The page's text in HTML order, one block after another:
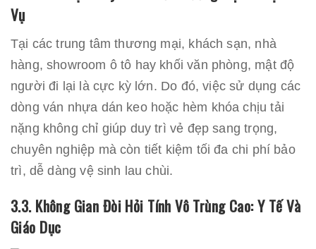
Vụ
Tại các trung tâm thương mại, khách sạn, nhà
hàng, showroom ô tô hay khối văn phòng, mật độ
người đi lại là cực kỳ lớn. Do đó, việc sử dụng các
dòng ván nhựa dán keo hoặc hèm khóa chịu tải
nặng không chỉ giúp duy trì vẻ đẹp sang trọng,
chuyên nghiệp mà còn tiết kiệm tối đa chi phí bảo
trì, dễ dàng vệ sinh lau chùi.
3.3. Không Gian Đòi Hỏi Tính Vô Trùng Cao: Y Tế Và
Giáo Dục